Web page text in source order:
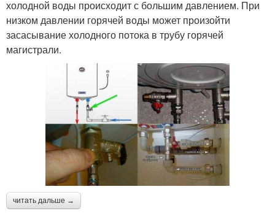
Аварийный клапан
предохранительного
клапана
Клапан в
водонагревателе
Клапан на бойлере
Подрывной клапан Перепускной клапан
холодной воды происходит с большим давлением. При
низком давлении горячей воды может произойти
засасывание холодного потока в трубу горячей
магистрали.
читать дальше →